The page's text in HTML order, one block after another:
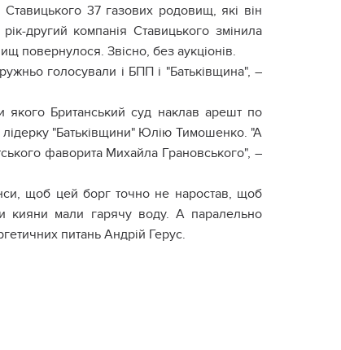
Ставицького 37 газових родовищ, які він
другий компанія Ставицького змінила
повернулося. Звісно, без аукціонів.
голосували і БПП і "Батьківщина", –
Британський суд наклав арешт по
лідерку "Батьківщини" Юлію Тимошенко. "А
фаворита Михайла Грановського", –
щоб цей борг точно не наростав, щоб
кияни мали гарячу воду. А паралельно
питань Андрій Герус.